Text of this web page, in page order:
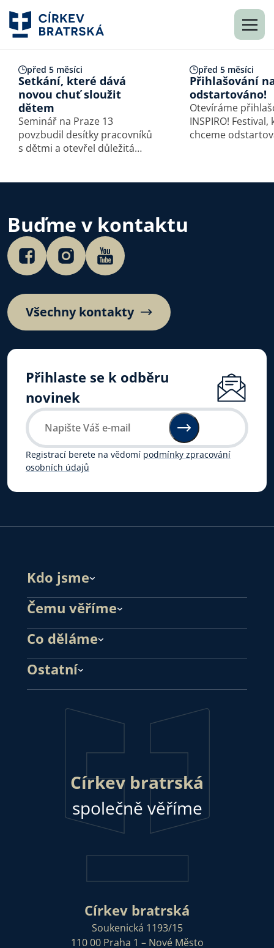
před 5 měsíci
Setkání, které dává
novou chuť sloužit
dětem
Seminář na Praze 13
povzbudil desítky pracovníků
s dětmi a otevřel důležitá
před 5 měsíci
Přihlašování
odstartováno!
Otevíráme
INSPIRO! Festival, kterým
chceme
Buďme v kontaktu
Všechny kontakty
Přihlaste se k odběru
novinek
Registrací berete na vědomí podmínky zpracování
osobních údajů
Kdo jsme
Čemu věříme
Co děláme
Ostatní
Církev bratrská
společně věříme
Církev bratrská
Soukenická 1193/15
110 00 Praha 1 – Nové Město